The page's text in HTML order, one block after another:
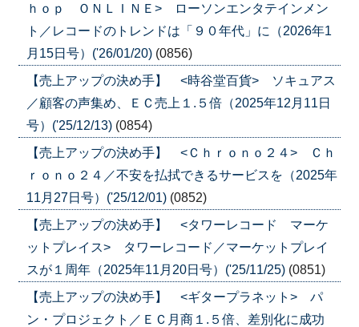
ｈｏｐ ＯＮＬＩＮＥ> ローソンエンタテインメン
ト／レコードのトレンドは「９０年代」に（2026年1
月15日号）('26/01/20) (0856)
【売上アップの決め手】 <時谷堂百貨> ソキュアス
／顧客の声集め、ＥＣ売上１.５倍（2025年12月11日
号）('25/12/13) (0854)
【売上アップの決め手】 <Ｃｈｒｏｎｏ２４> Ｃｈ
ｒｏｎｏ２４／不安を払拭できるサービスを（2025年
11月27日号）('25/12/01) (0852)
【売上アップの決め手】 <タワーレコード マーケ
ットプレイス> タワーレコード／マーケットプレイ
スが１周年（2025年11月20日号）('25/11/25) (0851)
【売上アップの決め手】 <ギタープラネット> パ
ン・プロジェクト／ＥＣ月商１.５倍、差別化に成功